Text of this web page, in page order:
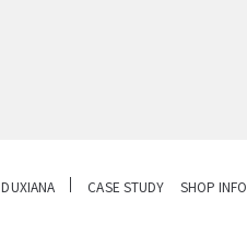
DUXIANA CASE STUDY SHOP INFO